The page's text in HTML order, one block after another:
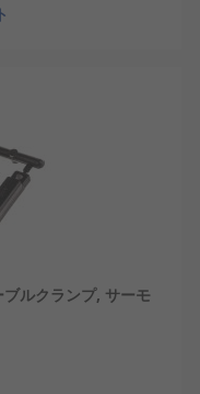
ルクランプ, サーモ